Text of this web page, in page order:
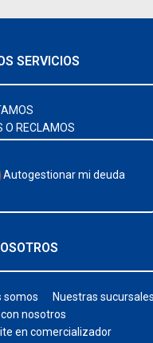
SERVICIOS
O RECLAMOS
Autogestionar mi deuda
somos
Nuestras sucursales
nosotros
en comercializador